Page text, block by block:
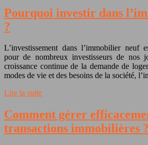
Pourquoi investir dans
?
L’investissement dans l’immobilier neuf
pour de nombreux investisseurs de nos
croissance continue de la demande de
modes de vie et des besoins de la société,
Lire la suite
Comment gérer
transactions immobilières ?